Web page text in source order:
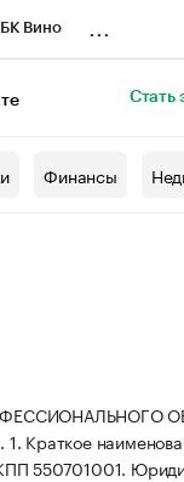
Вино
Стать
Финансы
1. Краткое
550701001.